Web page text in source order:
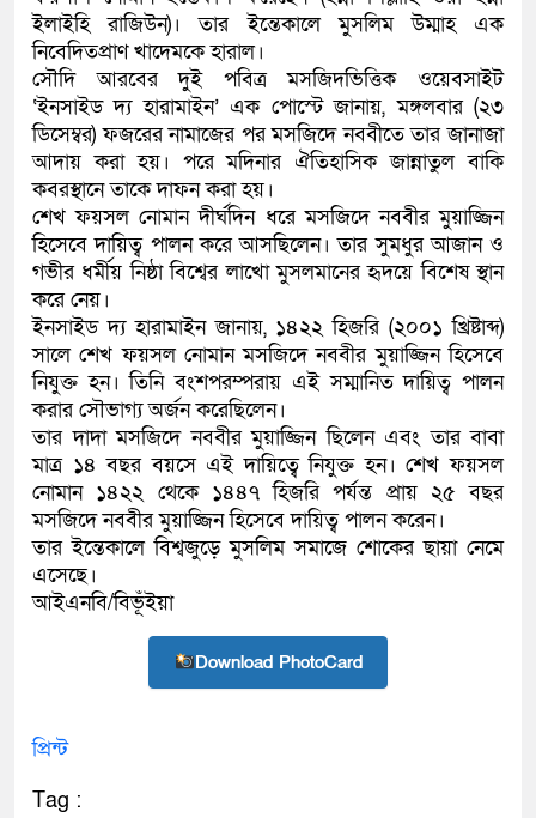
কলিমউল্লাহকে (ভিডিও)
ইলাইহি রাজিউন)। তার ইন্তেকালে মুসলিম উম্মাহ এক
নিবেদিতপ্রাণ খাদেমকে হারাল।
সৌদি আরবের দুই পবিত্র মসজিদভিত্তিক ওয়েবসাইট
‘ইনসাইড দ্য হারামাইন’ এক পোস্টে জানায়, মঙ্গলবার (২৩
ডিসেম্বর) ফজরের নামাজের পর মসজিদে নববীতে তার জানাজা
আদায় করা হয়। পরে মদিনার ঐতিহাসিক জান্নাতুল বাকি
কবরস্থানে তাকে দাফন করা হয়।
শেখ ফয়সল নোমান দীর্ঘদিন ধরে মসজিদে নববীর মুয়াজ্জিন
হিসেবে দায়িত্ব পালন করে আসছিলেন। তার সুমধুর আজান ও
গভীর ধর্মীয় নিষ্ঠা বিশ্বের লাখো মুসলমানের হৃদয়ে বিশেষ স্থান
করে নেয়।
ইনসাইড দ্য হারামাইন জানায়, ১৪২২ হিজরি (২০০১ খ্রিষ্টাব্দ)
সালে শেখ ফয়সল নোমান মসজিদে নববীর মুয়াজ্জিন হিসেবে
নিযুক্ত হন। তিনি বংশপরম্পরায় এই সম্মানিত দায়িত্ব পালন
করার সৌভাগ্য অর্জন করেছিলেন।
তার দাদা মসজিদে নববীর মুয়াজ্জিন ছিলেন এবং তার বাবা
মাত্র ১৪ বছর বয়সে এই দায়িত্বে নিযুক্ত হন। শেখ ফয়সল
নোমান ১৪২২ থেকে ১৪৪৭ হিজরি পর্যন্ত প্রায় ২৫ বছর
মসজিদে নববীর মুয়াজ্জিন হিসেবে দায়িত্ব পালন করেন।
তার ইন্তেকালে বিশ্বজুড়ে মুসলিম সমাজে শোকের ছায়া নেমে
এসেছে।
আইএনবি/বিভূঁইয়া
Download PhotoCard
প্রিন্ট
Tag :